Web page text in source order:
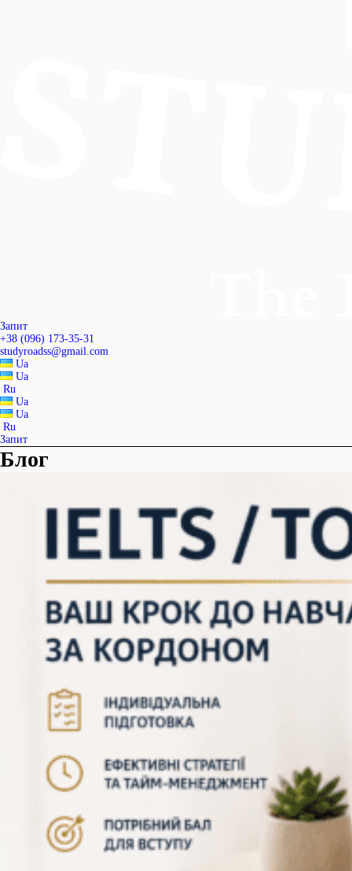
Запит
+38 (096) 173-35-31
studyroadss@gmail.com
Ua
Ua
Ru
Ua
Ua
Ru
Запит
Блог